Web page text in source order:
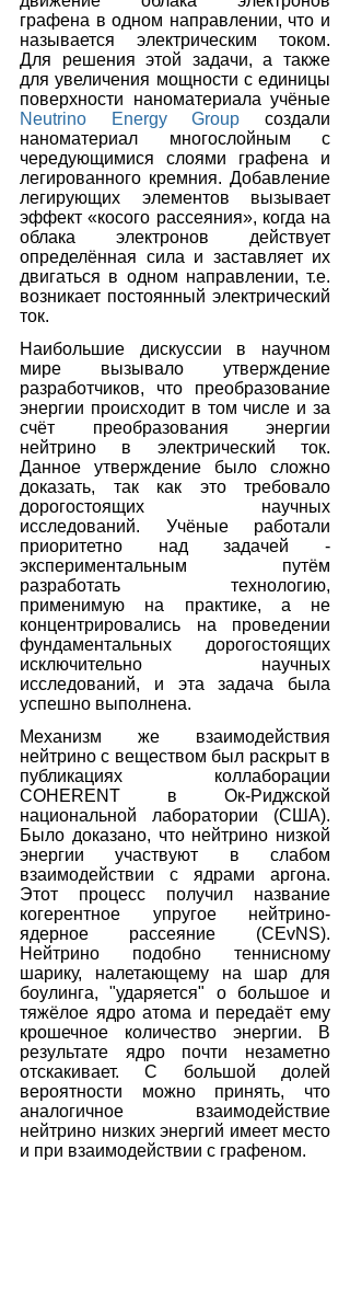
графена в одном направлении, что и
называется электрическим током.
Для решения этой задачи, а также
для увеличения мощности c единицы
Neutrino Energy Group создали
наноматериал многослойным с
чередующимися слоями графена и
легированного кремния. Добавление
легирующих элементов вызывает
эффект «косого рассеяния», когда на
облака электронов действует
определённая сила и заставляет их
двигаться в одном направлении, т.е.
возникает постоянный электрический
ток.
Наибольшие дискуссии в научном
мире вызывало утверждение
разработчиков, что преобразование
энергии происходит в том числе и за
счёт преобразования энергии
нейтрино в электрический ток.
Данное утверждение было сложно
доказать, так как это требовало
дорогостоящих научных
исследований. Учёные работали
приоритетно над задачей -
экспериментальным путём
разработать технологию,
применимую на практике, а не
концентрировались на проведении
фундаментальных дорогостоящих
исключительно научных
исследований, и эта задача была
успешно выполнена.
Механизм же взаимодействия
нейтрино с веществом был раскрыт в
публикациях коллаборации
COHERENT в Ок-Риджской
национальной лаборатории (США).
Было доказано, что нейтрино низкой
энергии участвуют в слабом
взаимодействии с ядрами аргона.
Этот процесс получил название
когерентное упругое нейтрино-
ядерное рассеяние (CEvNS).
Нейтрино подобно теннисному
шарику, налетающему на шар для
боулинга, "ударяется" о большое и
тяжёлое ядро атома и передаёт ему
крошечное количество энергии. В
результате ядро почти незаметно
отскакивает. С большой долей
вероятности можно принять, что
аналогичное взаимодействие
нейтрино низких энергий имеет место
и при взаимодействии с графеном.